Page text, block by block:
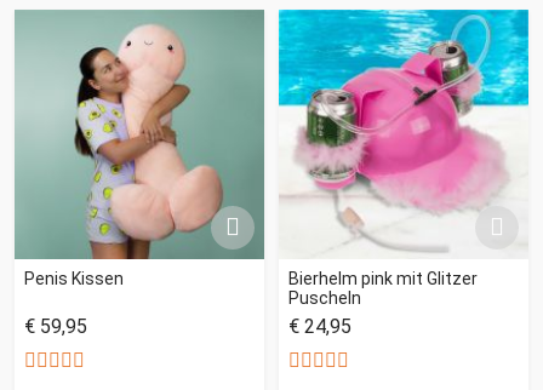
Penis Kissen
€ 59,95
Bierhelm pink mit Glitzer
Puscheln
€ 24,95